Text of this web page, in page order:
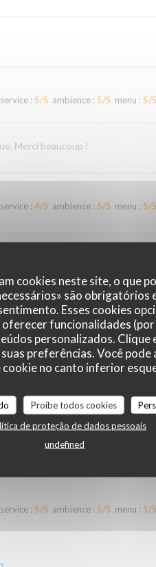
cookies neste site, o que
são
Esses cookies
funcionalidades
personalizados.
preferências. Você pode
no canto inferior
Proíbe todos cookies
de proteção de dados pessoais
undefined
service: 5/5 ambience: 5/5 menu : 5/5
Merci beaucoup !
service: 4/5 ambience: 5/5 menu : 5/5
service:5/5 ambience: 4/5 menu:5/5
Moins de monde que
/5 ambience
service: 5/5 ambience: 5/5 menu : 5/5